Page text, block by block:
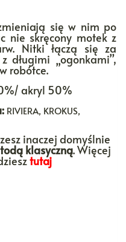
się w nim po
nie skręcony motek z
Nitki łączą się za
długimi „ogonkami”,
robótce.
akryl 50%
RIVIERA, KROKUS,
inaczej domyślnie
klasyczną. Więcej
tutaj